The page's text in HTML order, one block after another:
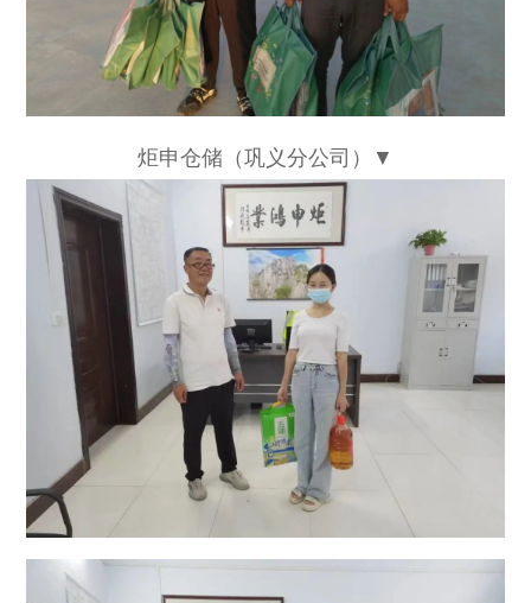
炬申仓储（巩义分公司）▼